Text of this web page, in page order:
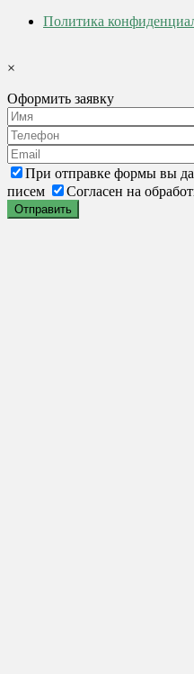
Политика
×
Оформить заявку
При отправке формы вы
писем
Согласен на